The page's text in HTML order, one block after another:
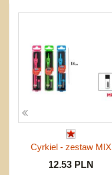
Bajkowe
Inne
Do rozkręcania
Bąki
Pojazdy
Wyprzedaż
Promocje
Zakupy hurtowe
Koszty przesyłki
Regulamin
Kontakt
Cyrkiel - zestaw MIX
12.53 PLN